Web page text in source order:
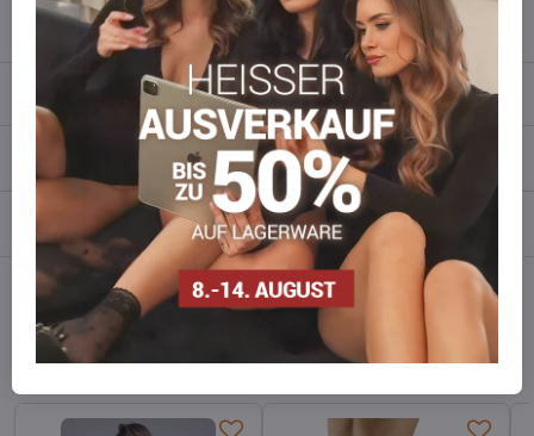
info​​@everlady​​.eu
Diskussion
FacebookTwitterBlueskyPinterestReddit LinkedIn WhatsApp
Alternative Produkte